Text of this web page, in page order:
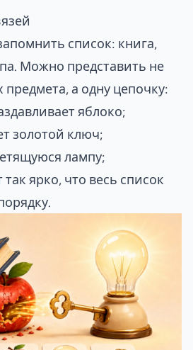
список: книга,
Можно представить не
а одну цепочку:
яблоко;
золотой ключ;
лампу;
ярко, что весь список